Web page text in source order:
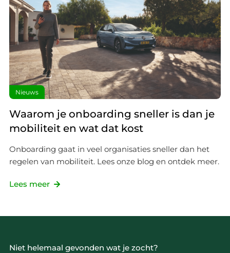
Nieuws
Waarom je onboarding sneller is dan je
mobiliteit en wat dat kost
Onboarding gaat in veel organisaties sneller dan het
regelen van mobiliteit. Lees onze blog en ontdek meer.
Lees meer
Niet helemaal gevonden wat je zocht?